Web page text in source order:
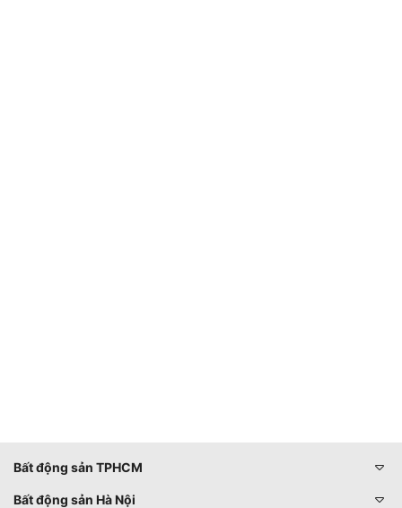
Bất động sản TPHCM
Bất động sản Hà Nội